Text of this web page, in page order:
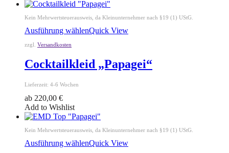
Kein Mehrwertsteuerausweis, da Kleinunternehmer nach §19 (1) UStG.
Ausführung wählenQuick View
zzgl. Versandkosten
Cocktailkleid „Papagei“
Lieferzeit: 4-6 Wochen
ab 220,00 €
Add to Wishlist
Kein Mehrwertsteuerausweis, da Kleinunternehmer nach §19 (1) UStG.
Ausführung wählenQuick View